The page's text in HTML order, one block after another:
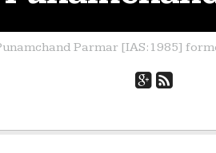
Parmar [IAS:1985]